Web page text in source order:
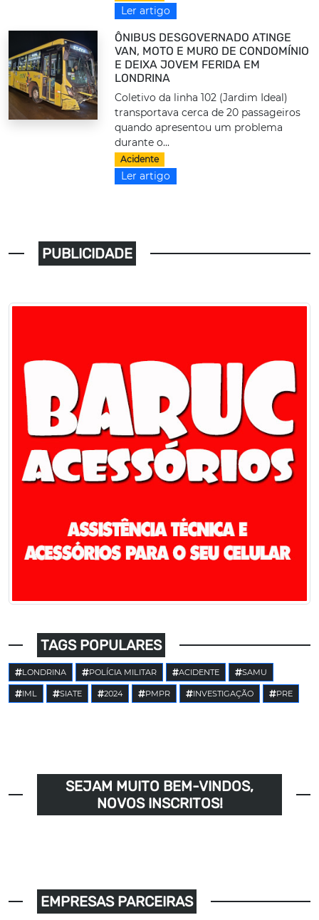
Ler artigo
ÔNIBUS DESGOVERNADO ATINGE
VAN, MOTO E MURO DE CONDOMÍNIO
E DEIXA JOVEM FERIDA EM
LONDRINA
Coletivo da linha 102 (Jardim Ideal)
transportava cerca de 20 passageiros
quando apresentou um problema
durante o...
Acidente
Ler artigo
PUBLICIDADE
TAGS POPULARES
LONDRINA POLÍCIA MILITAR ACIDENTE SAMU
IML SIATE 2024 PMPR INVESTIGAÇÃO PRE
SEJAM MUITO BEM-VINDOS,
NOVOS INSCRITOS!
EMPRESAS PARCEIRAS